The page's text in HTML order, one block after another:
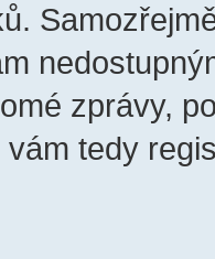
zprávy,
tedy